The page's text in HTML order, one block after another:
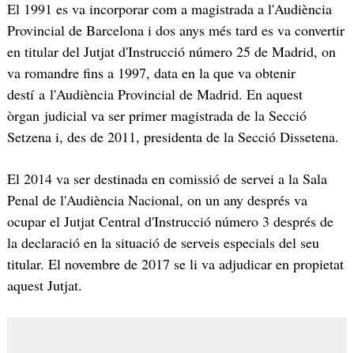
El 1991 es va incorporar com a magistrada a l'Audiència
Provincial de Barcelona i dos anys més tard es va convertir
en titular del Jutjat d'Instrucció número 25 de Madrid, on
va romandre fins a 1997, data en la que va obtenir
destí a l'Audiència Provincial de Madrid. En aquest
òrgan judicial va ser primer magistrada de la Secció
Setzena i, des de 2011, presidenta de la Secció Dissetena.
El 2014 va ser destinada en comissió de servei a la Sala
Penal de l'Audiència Nacional, on un any després va
ocupar el Jutjat Central d'Instrucció número 3 després de
la declaració en la situació de serveis especials del seu
titular. El novembre de 2017 se li va adjudicar en propietat
aquest Jutjat.